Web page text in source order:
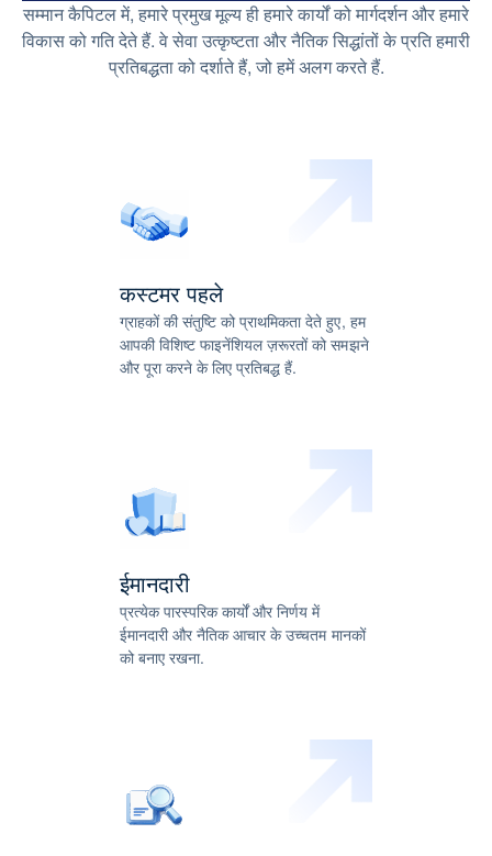
सम्मान कैपिटल में, हमारे प्रमुख मूल्य ही हमारे कार्यों को मार्गदर्शन और हमारे
विकास को गति देते हैं. वे सेवा उत्कृष्टता और नैतिक सिद्धांतों के प्रति हमारी
प्रतिबद्धता को दर्शाते हैं, जो हमें अलग करते हैं.
कस्टमर पहले
ग्राहकों की संतुष्टि को प्राथमिकता देते हुए, हम
आपकी विशिष्ट फाइनेंशियल ज़रूरतों को समझने
और पूरा करने के लिए प्रतिबद्ध हैं.
ईमानदारी
प्रत्येक पारस्परिक कार्यों और निर्णय में
ईमानदारी और नैतिक आचार के उच्चतम मानकों
को बनाए रखना.